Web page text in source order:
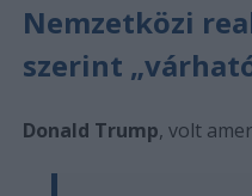
Nemzetközi
szerint
Donald Trump, volt